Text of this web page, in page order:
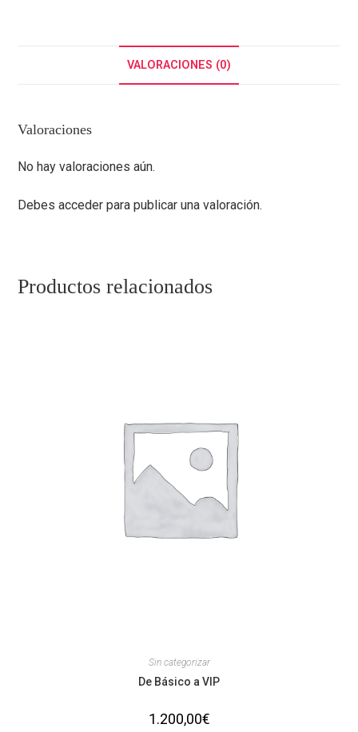
VALORACIONES (0)
Valoraciones
No hay valoraciones aún.
Debesacceder para publicar una valoración.
Productos relacionados
Sin categorizar
De Básico a VIP
1.200,00€